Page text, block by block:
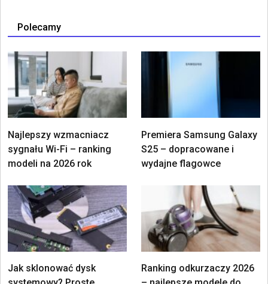
Polecamy
Najlepszy wzmacniacz
sygnału Wi-Fi – ranking
modeli na 2026 rok
Premiera Samsung Galaxy
S25 – dopracowane i
wydajne flagowce
Jak sklonować dysk
Ranking odkurzaczy 2026